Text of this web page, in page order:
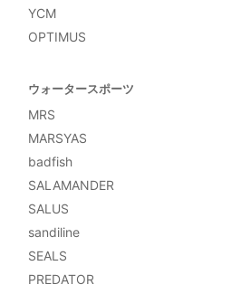
YCM
OPTIMUS
ウォータースポーツ
MRS
MARSYAS
badfish
SALAMANDER
SALUS
sandiline
SEALS
PREDATOR